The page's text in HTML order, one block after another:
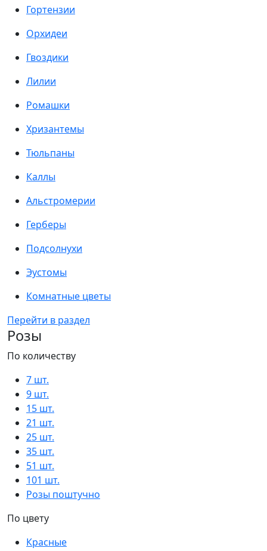
Гортензии
Орхидеи
Гвоздики
Лилии
Ромашки
Хризантемы
Тюльпаны
Каллы
Альстромерии
Герберы
Подсолнухи
Эустомы
Комнатные цветы
Перейти в раздел
Розы
По количеству
7 шт.
9 шт.
15 шт.
21 шт.
25 шт.
35 шт.
51 шт.
101 шт.
Розы поштучно
По цвету
Красные